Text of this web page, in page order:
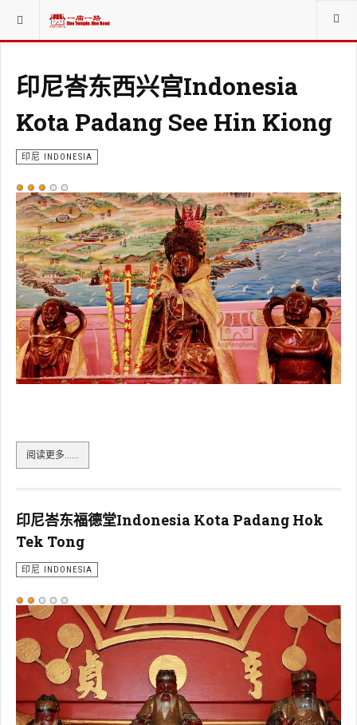
当前位置： 各国祭祀INT. WORSHIP ORG.
印尼峇东西兴宫Indonesia
Kota Padang See Hin Kiong
印尼 INDONESIA
用
户
评
价：3/5
印尼峇东西兴宫Indonesia Kota Padang See Hin Kiong
阅读更多……
印尼峇东福德堂Indonesia Kota Padang Hok
Tek Tong
印尼 INDONESIA
用
评
价：2/5